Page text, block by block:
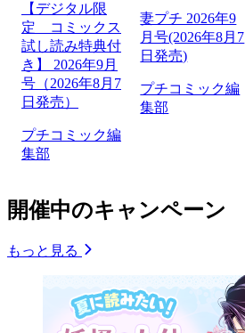
【デジタル限
定 コミックス
試し読み特典付
き】 2026年9月
号（2026年8月7
日発売）
プチコミック編
集部
妻プチ 2026年9
月号(2026年8月7
日発売)
プチコミック編
集部
開催中のキャンペーン
もっと見る